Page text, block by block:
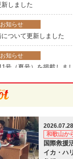
ル！
目を導入
導入(お知らせ)
に救護班、災害医療コ
託契約を締結
定
しました
お知らせ
ついて更新しました
お知らせ
号（夏号）を掲載しま
医）を募集します（
採用情報
募集（2027年4月開始）
お知らせ
2026.07.28
和歌山か
国際救援
イカ・ハ